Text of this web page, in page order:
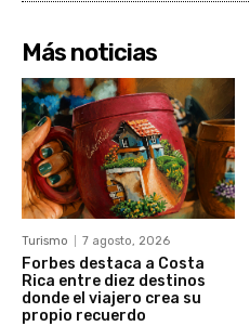
Más noticias
Turismo 7 agosto, 2026
Forbes destaca a Costa
Rica entre diez destinos
donde el viajero crea su
propio recuerdo